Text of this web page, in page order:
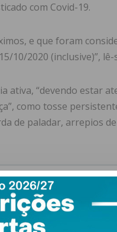
com Covid-19.
e que foram
10/2020 (inclusive)”, lê-
ativa, “devendo estar
como tosse
de paladar, arrepios
Imediato
forma regular a